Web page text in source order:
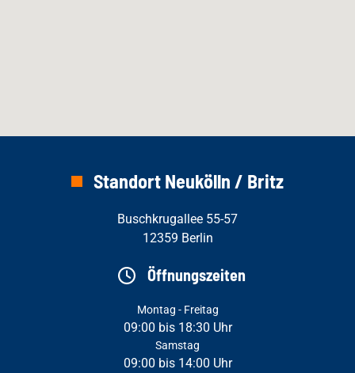
Standort Neukölln / Britz
Buschkrugallee 55-57
12359 Berlin
Öffnungszeiten
Montag - Freitag
09:00 bis 18:30 Uhr
Samstag
09:00 bis 14:00 Uhr